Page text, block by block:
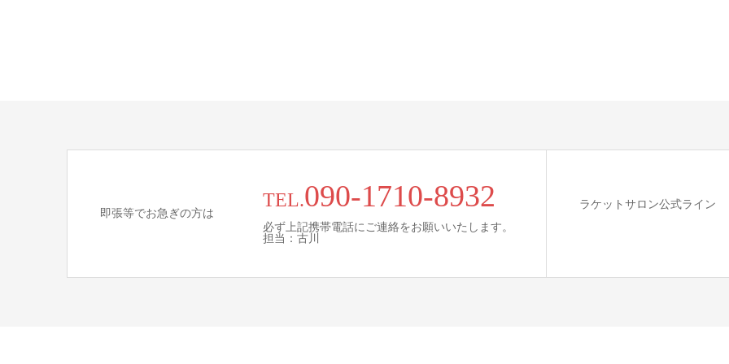
即張等でお急ぎの方は
TEL.090-1710-8932
必ず上記携帯電話にご連絡をお願いいたします。
担当：古川
ラケットサロン公式ライン